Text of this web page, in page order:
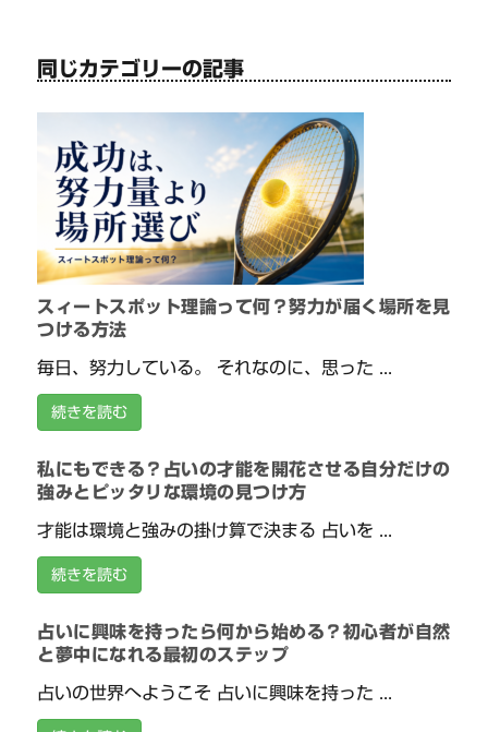
同じカテゴリーの記事
スィートスポット理論って何？努力が届く場所を見
つける方法
毎日、努力している。 それなのに、思った ...
続きを読む
私にもできる？占いの才能を開花させる自分だけの
強みとピッタリな環境の見つけ方
才能は環境と強みの掛け算で決まる 占いを ...
続きを読む
占いに興味を持ったら何から始める？初心者が自然
と夢中になれる最初のステップ
占いの世界へようこそ 占いに興味を持った ...